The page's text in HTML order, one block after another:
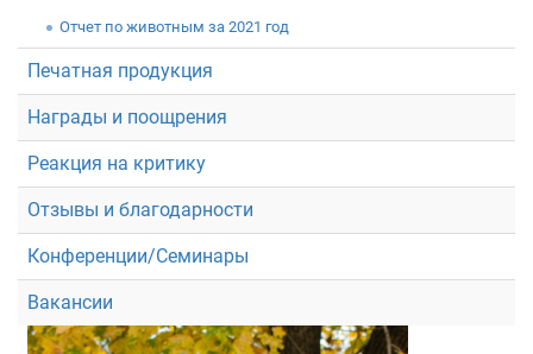
Отчет по животным за 2021 год
Печатная продукция
Награды и поощрения
Реакция на критику
Отзывы и благодарности
Конференции/Семинары
Вакансии